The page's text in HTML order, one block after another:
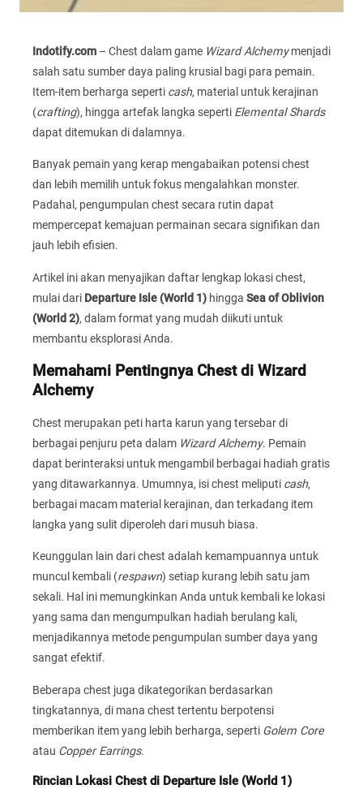
Indotify.com – Chest dalam game Wizard Alchemymenjadi
salah satu sumber daya paling krusial bagi para pemain.
Item-item berharga seperti cash, material untuk kerajinan
(crafting), hingga artefak langka seperti Elemental Shards
dapat ditemukan di dalamnya.
Banyak pemain yang kerap mengabaikan potensi chest
dan lebih memilih untuk fokus mengalahkan monster.
Padahal, pengumpulan chest secara rutin dapat
mempercepat kemajuan permainan secara signifikan dan
jauh lebih efisien.
Artikel ini akan menyajikan daftar lengkap lokasi chest,
mulai dari Departure Isle (World 1) hingga Sea of Oblivion
(World 2), dalam format yang mudah diikuti untuk
membantu eksplorasi Anda.
Memahami Pentingnya Chest di Wizard
Alchemy
Chest merupakan peti harta karun yang tersebar di
berbagai penjuru peta dalam Wizard Alchemy. Pemain
dapat berinteraksi untuk mengambil berbagai hadiah gratis
yang ditawarkannya. Umumnya, isi chest meliputi cash,
berbagai macam material kerajinan, dan terkadang item
langka yang sulit diperoleh dari musuh biasa.
Keunggulan lain dari chest adalah kemampuannya untuk
muncul kembali (respawn) setiap kurang lebih satu jam
sekali. Hal ini memungkinkan Anda untuk kembali ke lokasi
yang sama dan mengumpulkan hadiah berulang kali,
menjadikannya metode pengumpulan sumber daya yang
sangat efektif.
Beberapa chest juga dikategorikan berdasarkan
tingkatannya, di mana chest tertentu berpotensi
memberikan item yang lebih berharga, seperti Golem Core
atau Copper Earrings.
Rincian Lokasi Chest di Departure Isle (World 1)